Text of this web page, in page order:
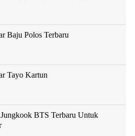
Baju Polos Terbaru
Tayo Kartun
BTS Terbaru Untuk